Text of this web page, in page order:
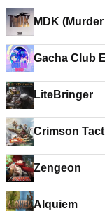
MDK
Gacha Club
LiteBringer
Crimson
Zengeon
Alquiem